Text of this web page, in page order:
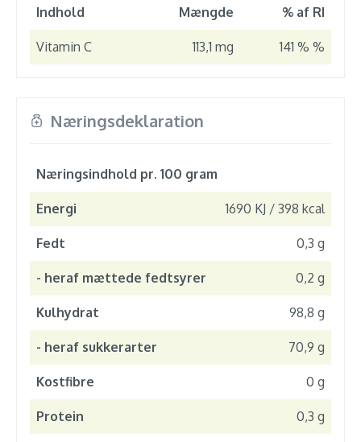
Indhold Mængde % af RI
Vitamin C 113,1 mg 141 % %
Næringsdeklaration
Næringsindhold pr. 100 gram
Energi 1690 KJ / 398 kcal
Fedt 0,3 g
- heraf mættede fedtsyrer 0,2 g
Kulhydrat 98,8 g
- heraf sukkerarter 70,9 g
Kostfibre 0 g
Protein 0,3 g